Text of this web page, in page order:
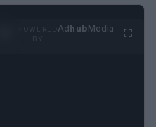
AdhubMedia